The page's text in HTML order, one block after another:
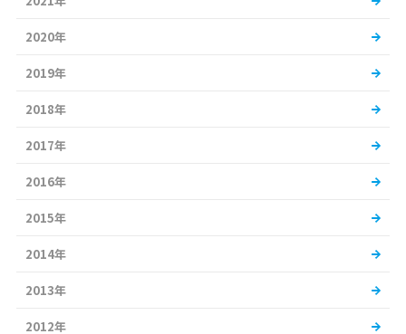
2020年
2019年
2018年
2017年
2016年
2015年
2014年
2013年
2012年